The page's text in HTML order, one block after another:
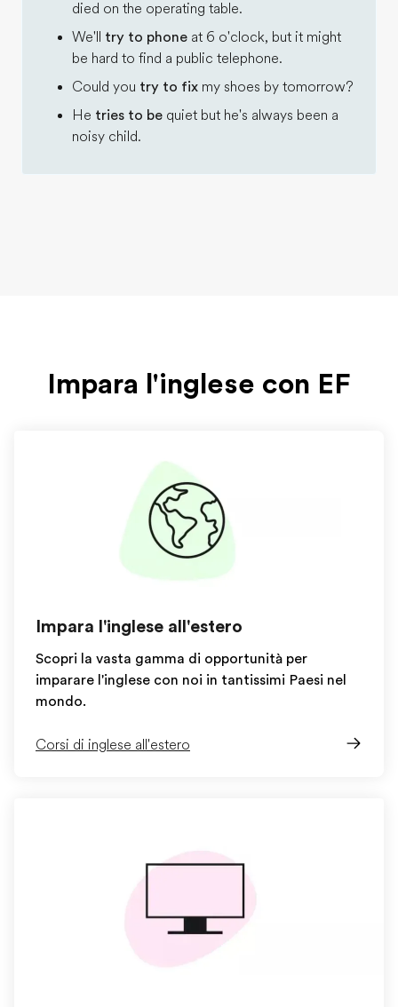
died on the operating table.
We'll
try to phone at 6 o'clock, but it might
be hard to find a public telephone.
Could you try to fix my shoes by tomorrow?
He tries to be quiet but he's always been a
noisy child.
Impara l'inglese con EF
Impara l'inglese all'estero
Scopri la vasta gamma di opportunità per
imparare l'inglese con noi in tantissimi Paesi nel
mondo.
Corsi di inglese all'estero